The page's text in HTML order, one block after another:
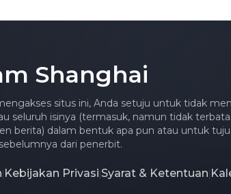
Shanghai
situs ini, Anda setuju untuk tidak
seluruh isinya (termasuk, namun tidak
berita) dalam bentuk apa pun atau untuk
dari penerbit.
|Kebijakan Privasi|Syarat & Ketentuan|